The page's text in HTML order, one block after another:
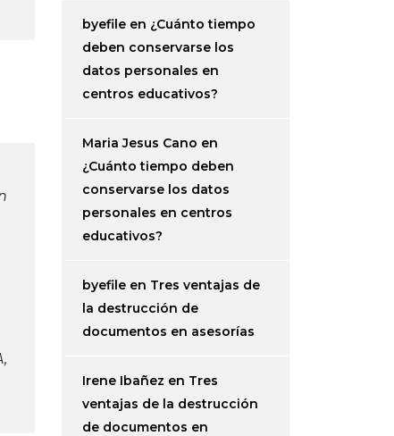
byefile en ¿Cuánto tiempo
deben conservarse los
datos personales en
centros educativos?
Maria Jesus Cano en
¿Cuánto tiempo deben
conservarse los datos
personales en centros
educativos?
byefile en Tres ventajas de
la destrucción de
documentos en asesorías
Irene Ibañez en Tres
ventajas de la destrucción
de documentos en